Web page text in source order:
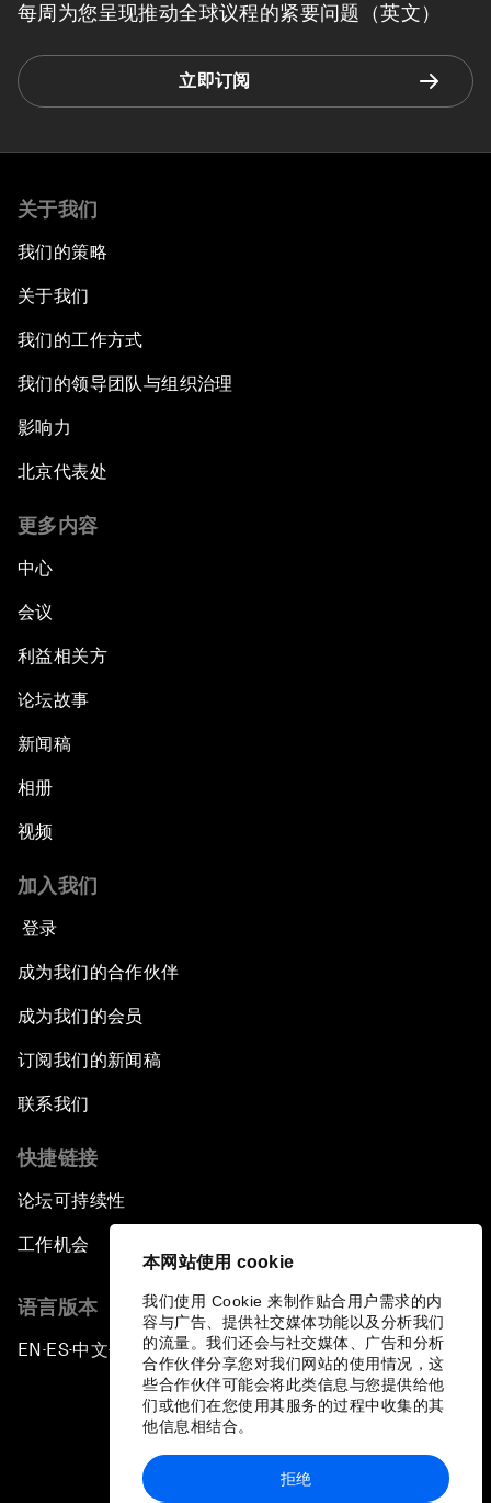
本网站使用 cookie
我们使用 Cookie 来制作贴合用户需求的内
容与广告、提供社交媒体功能以及分析我们
的流量。我们还会与社交媒体、广告和分析
合作伙伴分享您对我们网站的使用情况，这
些合作伙伴可能会将此类信息与您提供给他
们或他们在您使用其服务的过程中收集的其
他信息相结合。
拒绝
每周为您呈现推动全球议程的紧要问题（英文）
立即订阅
关于我们
我们的策略
关于我们
我们的工作方式
我们的领导团队与组织治理
影响力
北京代表处
更多内容
中心
会议
利益相关方
论坛故事
新闻稿
相册
视频
加入我们
登录
成为我们的合作伙伴
成为我们的会员
订阅我们的新闻稿
联系我们
快捷链接
论坛可持续性
工作机会
语言版本
EN ▪ ES▪中文▪ 日本語